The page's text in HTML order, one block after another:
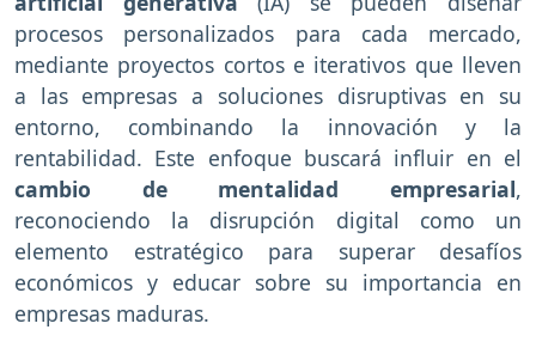
procesos personalizados para cada mercado,
mediante proyectos cortos e iterativos que lleven
a las empresas a soluciones disruptivas en su
entorno, combinando la innovación y la
rentabilidad. Este enfoque buscará influir en el
cambio de mentalidad empresarial,
reconociendo la disrupción digital como un
elemento estratégico para superar desafíos
económicos y educar sobre su importancia en
empresas maduras.